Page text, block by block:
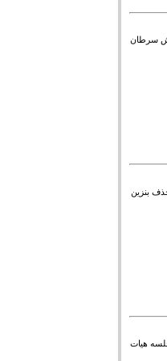
سرطان
بنزین
یکشنبه در جلسه هیات